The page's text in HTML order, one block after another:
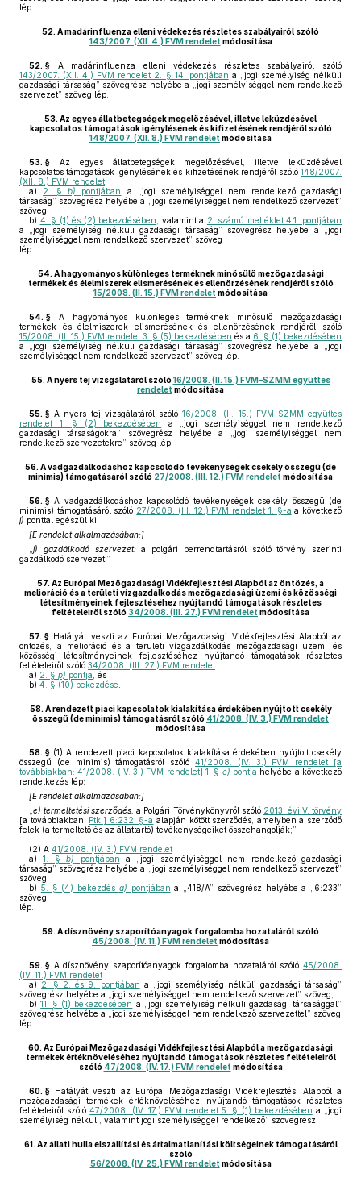
lép.
52. A madárinfluenza elleni védekezés részletes szabályairól szóló
143/2007. (XII. 4.) FVM rendelet módosítása
52. § A madárinfluenza elleni védekezés részletes szabályairól szóló
143/2007. (XII. 4.) FVM rendelet 2. § 14. pontjában a „jogi személyiség nélküli
gazdasági társaság” szövegrész helyébe a „jogi személyiséggel nem rendelkező
szervezet” szöveg lép.
53. Az egyes állatbetegségek megelőzésével, illetve leküzdésével
kapcsolatos támogatások igénylésének és kifizetésének rendjéről szóló
148/2007. (XII. 8.) FVM rendelet módosítása
53. § Az egyes állatbetegségek megelőzésével, illetve leküzdésével
kapcsolatos támogatások igénylésének és kifizetésének rendjéről szóló 148/2007.
(XII. 8.) FVM rendelet
a)
2. §b) pontjában
a „jogi személyiséggel nem rendelkező gazdasági
társaság” szövegrész helyébe a „jogi személyiséggel nem rendelkező szervezet”
szöveg,
b) 4. § (1) és (2) bekezdésében , valamint a 2. számú melléklet 4.1. pontjában
a „jogi személyiség nélküli gazdasági társaság” szövegrész helyébe a „jogi
személyiséggel nem rendelkező szervezet” szöveg
lép.
54. A hagyományos különleges terméknek minősülő mezőgazdasági
termékek és élelmiszerek elismerésének és ellenőrzésének rendjéről szóló
15/2008. (II. 15.) FVM rendelet módosítása
54. § A hagyományos különleges terméknek minősülő mezőgazdasági
termékek és élelmiszerek elismerésének és ellenőrzésének rendjéről szóló
15/2008. (II. 15.) FVM rendelet 3. § (5) bekezdésében és a 6. § (1) bekezdésében
a „jogi személyiség nélküli gazdasági társaság” szövegrész helyébe a „jogi
személyiséggel nem rendelkező szervezet” szöveg lép.
55. A nyers tej vizsgálatáról szóló 16/2008. (II. 15.) FVM–SZMM együttes
rendelet módosítása
55. § A nyers tej vizsgálatáról szóló16/2008. (II. 15.) FVM–SZMM együttes
rendelet 1. § (2) bekezdésében
a „jogi személyiséggel nem rendelkező
gazdasági társaságokra” szövegrész helyébe a „jogi személyiséggel nem
rendelkező szervezetekre” szöveg lép.
56. A vadgazdálkodáshoz kapcsolódó tevékenységek csekély összegű (de
minimis) támogatásáról szóló 27/2008. (III. 12.) FVM rendelet módosítása
56. § A vadgazdálkodáshoz kapcsolódó tevékenységek csekély összegű (de
minimis) támogatásáról szóló 27/2008. (III. 12.) FVM rendelet 1. §-a a következő
j) ponttal egészül ki:
[E rendelet alkalmazásában:]
j) gazdálkodó szervezet:a polgári perrendtartásról szóló törvény szerinti
gazdálkodó szervezet.”
57. Az Európai Mezőgazdasági Vidékfejlesztési Alapból az öntözés, a
melioráció és a területi vízgazdálkodás mezőgazdasági üzemi és közösségi
létesítményeinek fejlesztéséhez nyújtandó támogatások részletes
feltételeiről szóló 34/2008. (III. 27.) FVM rendelet módosítása
57. § Hatályát veszti az Európai Mezőgazdasági Vidékfejlesztési Alapból az
öntözés, a melioráció és a területi vízgazdálkodás mezőgazdasági üzemi és
közösségi létesítményeinek fejlesztéséhez nyújtandó támogatások részletes
feltételeiről szóló 34/2008. (III. 27.) FVM rendelet
a) 2. § p) pontja , és
b) 4. § (10) bekezdése
58. A rendezett piaci kapcsolatok kialakítása érdekében nyújtott csekély
összegű (de minimis) támogatásról szóló 41/2008. (IV. 3.) FVM rendelet
módosítása
58. § (1) A rendezett piaci kapcsolatok kialakítása érdekében nyújtott csekély
összegű (de minimis) támogatásról szóló 41/2008. (IV. 3.) FVM rendelet [a
továbbiakban: 41/2008. (IV. 3.) FVM rendelet] 1. § e) pontja helyébe a következő
rendelkezés lép:
[E rendelet alkalmazásában:]
e) termeltetési szerződés: a Polgári Törvénykönyvről szóló 2013. évi V. törvény
[a továbbiakban: Ptk.] 6:232. §-a alapján kötött szerződés, amelyben a szerződő
felek (a termeltető és az állattartó) tevékenységeiket összehangolják;”
(2) A 41/2008. (IV. 3.) FVM rendelet
a)
1. §b) pontjában a „jogi személyiséggel nem rendelkező gazdasági
társaság” szövegrész helyébe a „jogi személyiséggel nem rendelkező szervezet”
szöveg;
b) 5. § (4) bekezdés a) pontjában a „418/A” szövegrész helyébe a „6:233”
szöveg
lép.
59. A dísznövény szaporítóanyagok forgalomba hozataláról szóló
45/2008. (IV. 11.) FVM rendelet módosítása
59. § A dísznövény szaporítóanyagok forgalomba hozataláról szóló 45/2008.
(IV. 11.) FVM rendelet
a) 2. § 2. és 9. pontjában a „jogi személyiség nélküli gazdasági társaság”
szövegrész helyébe a „jogi személyiséggel nem rendelkező szervezet” szöveg,
b) 11. § (1) bekezdésében a „jogi személyiség nélküli gazdasági társasággal”
szövegrész helyébe a „jogi személyiséggel nem rendelkező szervezettel” szöveg
lép.
60. Az Európai Mezőgazdasági Vidékfejlesztési Alapból a mezőgazdasági
termékek értéknöveléséhez nyújtandó támogatások részletes feltételeiről
szóló 47/2008. (IV. 17.) FVM rendelet módosítása
60. § Hatályát veszti az Európai Mezőgazdasági Vidékfejlesztési Alapból a
mezőgazdasági termékek értéknöveléséhez nyújtandó támogatások részletes
feltételeiről szóló47/2008. (IV. 17.) FVM rendelet 5. § (1) bekezdésében a „jogi
személyiség nélküli, valamint jogi személyiséggel rendelkező” szövegrész.
61. Az állati hulla elszállítási és ártalmatlanítási költségeinek támogatásáról
szóló
56/2008. (IV. 25.) FVM rendelet módosítása